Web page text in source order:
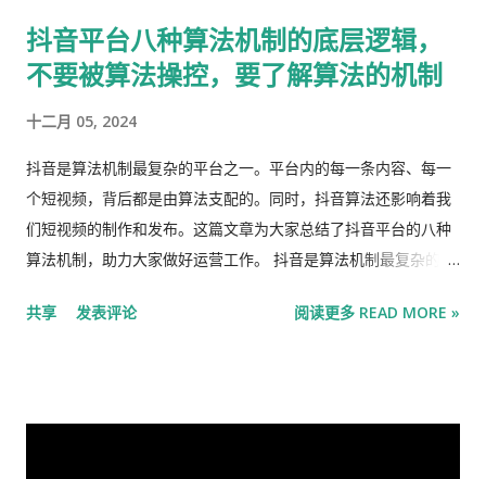
新的OPT费用将更直接地对准这些顶尖公司。 美国国土安全部
(DHS)的一位发言人在一份声明中表示：“在正式宣布之前，任何
切可用手段，来维护我们合法移民体系的完整性。” 10万美元的
收费正成为特朗普政府移民官员频繁使用的工具，他们已制定了
多项政策提案，旨在阻止经济能力有限的外国人来美。除了H-1B
和学生签证外，美国国务院的官员们也正在权衡，是否要对美国
境外的绿卡申请人收取10万美元的担保金，这笔钱只有在申请人
收费计划仍在国土安全部内部讨论，尚不清楚白宫是否会批准。
抖音平台八种算法机制的底层逻辑，
不要被算法操控，要了解算法的机制
十二月 05, 2024
抖音是算法机制最复杂的平台之一。平台内的每一条内容、每一
个短视频，背后都是由算法支配的。同时，抖音算法还影响着我
们短视频的制作和发布。这篇文章为大家总结了抖音平台的八种
算法机制，助力大家做好运营工作。 抖音是算法机制最复杂的平
支配的。同时，抖音算法还影响着我们短视频的制作和发布。 对
共享 发表评论 阅读更多 READ MORE »